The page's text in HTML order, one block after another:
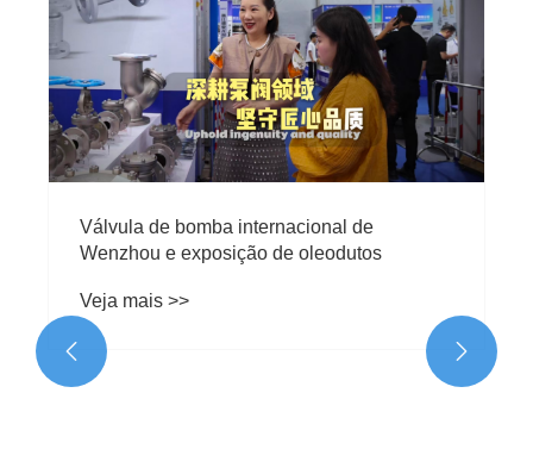
Quais são as características das válvulas
esfera de aço inoxidável?
Veja mais >>
 